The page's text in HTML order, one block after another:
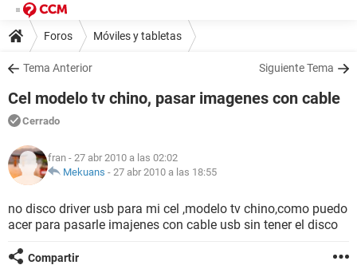
Foros Móviles y tabletas
Tema Anterior Siguiente Tema
Cel modelo tv chino, pasar imagenes con cable
Cerrado
fran - 27 abr 2010 a las 02:02
Mekuans - 27 abr 2010 a las 18:55
no disco driver usb para mi cel ,modelo tv chino,como puedo
acer para pasarle imajenes con cable usb sin tener el disco
Compartir